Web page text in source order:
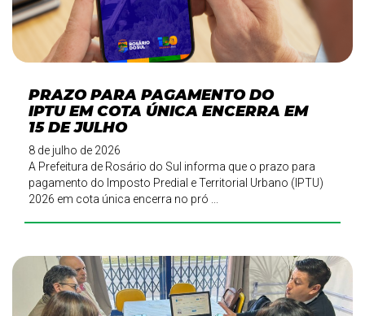
PRAZO PARA PAGAMENTO DO
IPTU EM COTA ÚNICA ENCERRA EM
15 DE JULHO
8 de julho de 2026
A Prefeitura de Rosário do Sul informa que o prazo para
pagamento do Imposto Predial e Territorial Urbano (IPTU)
2026 em cota única encerra no pró ...